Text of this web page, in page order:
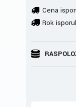
Cena
Rok